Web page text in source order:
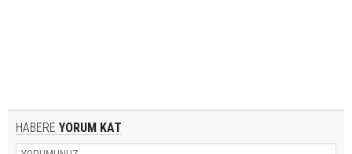
HABERE YORUM KAT